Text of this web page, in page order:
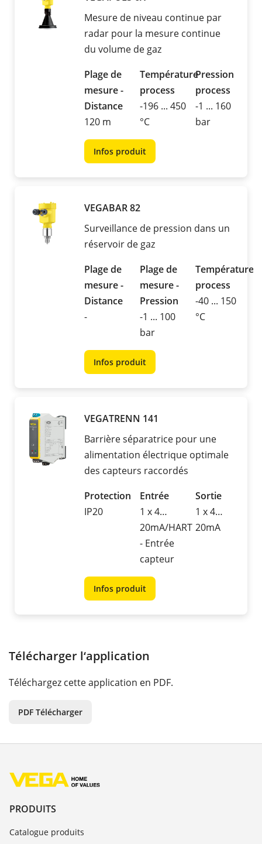
Mesure de niveau continue par
radar pour la mesure continue
du volume de gaz
Plage de
mesure -
Distance
120 m
Température
process
-196 ... 450
°C
Pression
process
-1 ... 160
bar
Infos produit
VEGABAR 82
Surveillance de pression dans un
réservoir de gaz
Plage de
mesure -
Distance
-
Plage de
mesure -
Pression
-1 ... 100
bar
Température
process
-40 ... 150
°C
Infos produit
VEGATRENN 141
Barrière séparatrice pour une
alimentation électrique optimale
des capteurs raccordés
Protection
IP20
Entrée
1 x 4…
20mA/HART
- Entrée
capteur
Sortie
1 x 4…
20mA
Infos produit
Télécharger l‘application
Téléchargez cette application en PDF.
PDF Télécharger
PRODUITS
Catalogue produits